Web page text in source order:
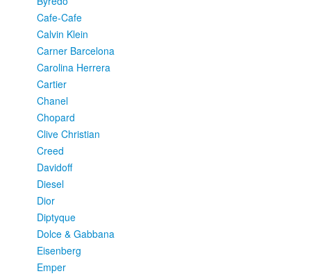
Cafe-Cafe
Calvin Klein
Carner Barcelona
Carolina Herrera
Cartier
Chanel
Chopard
Clive Christian
Creed
Davidoff
Diesel
Dior
Diptyque
Dolce & Gabbana
Eisenberg
Emper